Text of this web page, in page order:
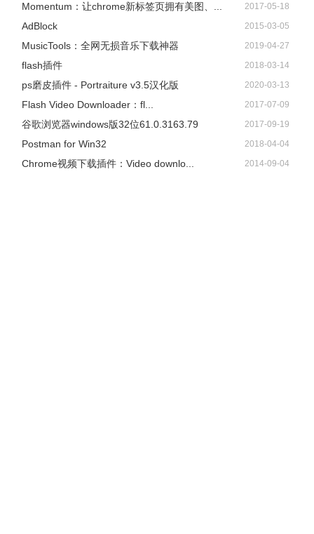
Momentum：让chrome新标签页拥有美图、... 2017-05-18
AdBlock 2015-03-05
​MusicTools：全网无损音乐下载神器 2019-04-27
flash插件 2018-03-14
ps磨皮插件 - Portraiture v3.5汉化版 2020-03-13
Flash Video Downloader：fl... 2017-07-09
谷歌浏览器windows版32位61.0.3163.79 2017-09-19
Postman for Win32 2018-04-04
Chrome视频下载插件：Video downlo... 2014-09-04